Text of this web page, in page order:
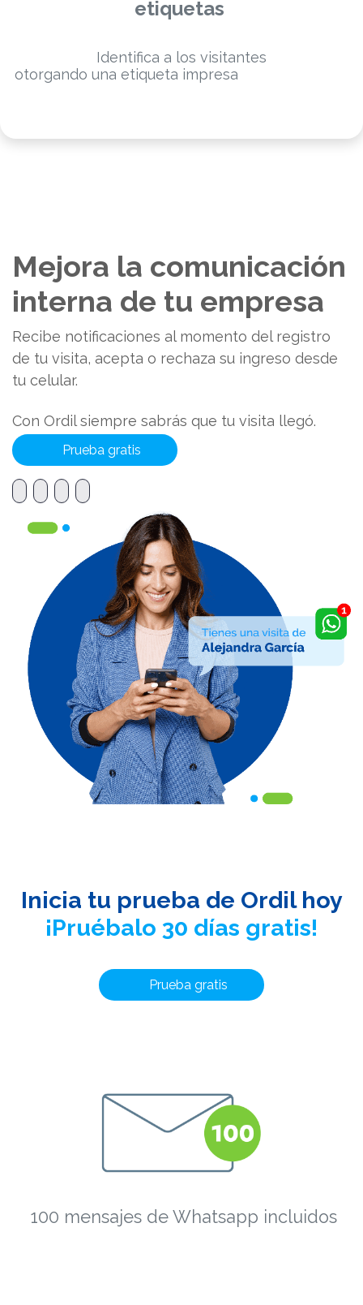
etiquetas
Identifica a los visitantes
otorgando una etiqueta impresa
Mejora la comunicación
interna de tu empresa
Recibe notificaciones al momento del registro
de tu visita, acepta o rechaza su ingreso desde
tu celular.
Con Ordil siempre sabrás que tu visita llegó.
Prueba gratis
Inicia tu prueba de Ordil hoy
¡Pruébalo 30 días gratis!
Prueba gratis
100 mensajes de Whatsapp incluidos